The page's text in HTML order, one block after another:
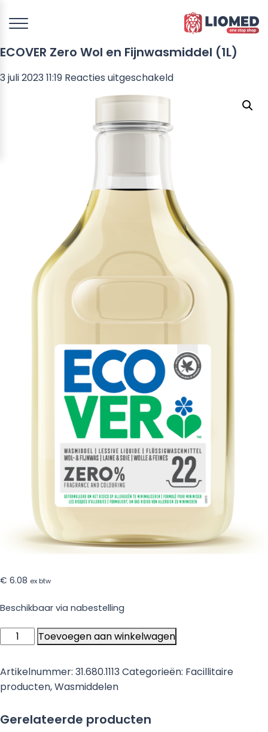
ECOVER Zero Wol en Fijnwasmiddel (1L)
3 juli 2023 11:19 Reacties uitgeschakeldvoor
€ 6.08 ex btw
Beschikbaar via nabestelling
ECOVER
Zero
Wol
en
Fijnwasmiddel
aantal
Toevoegen aan winkelwagen
Artikelnummer: 31.680.1113Categorieën: Facillitaire
producten,Wasmiddelen
Gerelateerde producten